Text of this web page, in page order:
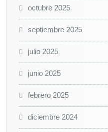
octubre 2025
septiembre 2025
julio 2025
junio 2025
febrero 2025
diciembre 2024